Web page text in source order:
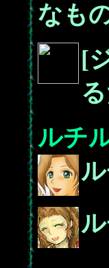
なも
[
ルチ